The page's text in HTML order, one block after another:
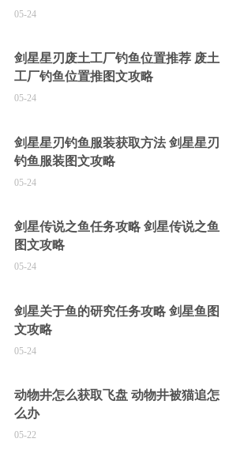
05-24
剑星星刃废土工厂钓鱼位置推荐 废土
工厂钓鱼位置推图文攻略
05-24
剑星星刃钓鱼服装获取方法 剑星星刃
钓鱼服装图文攻略
05-24
剑星传说之鱼任务攻略 剑星传说之鱼
图文攻略
05-24
剑星关于鱼的研究任务攻略 剑星鱼图
文攻略
05-24
动物井怎么获取飞盘 动物井被猫追怎
么办
05-22